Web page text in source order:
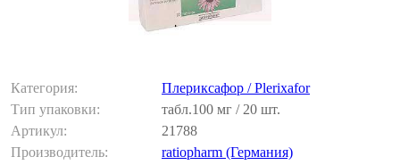
Категория:
Плериксафор / Plerixafor
Тип упаковки:
табл.100 мг / 20 шт.
Артикул:
21788
Производитель:
ratiopharm (Германия)